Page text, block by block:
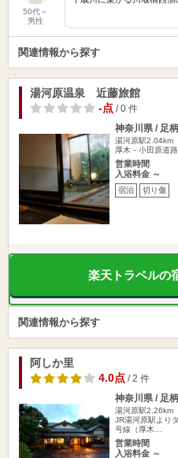
50代～
男性
関連情報から探す
湯河原温泉 近藤旅館
-点/ 0 件
神奈川県 / 足
湯河原駅2.04km
厚木－小田原道
営業時間
入浴料金 ～
宿泊 切り傷
楽天トラベルの
関連情報から探す
阿しか里
4.0点/ 2 件
神奈川県 / 足
湯河原駅2.26km
JR湯河原駅より
号線（厚木…
営業時間
入浴料金 ～